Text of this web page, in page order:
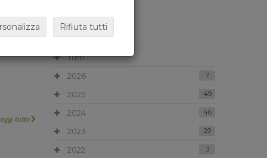
tutto
ARCHIVIO
Tutti
2026
7
2025 49
2024 46
2023 29
2022 3
Rifiuta tutti